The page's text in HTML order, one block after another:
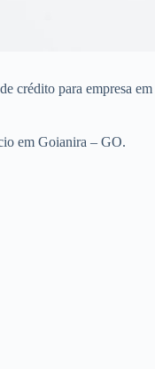
crédito para empresa em
em Goianira – GO.